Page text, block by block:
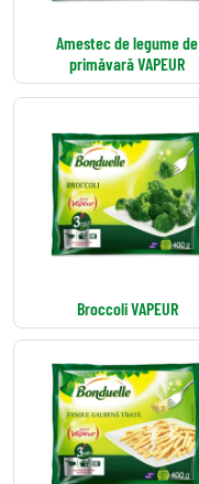
Amestec de legume de
primăvară VAPEUR
Broccoli VAPEUR